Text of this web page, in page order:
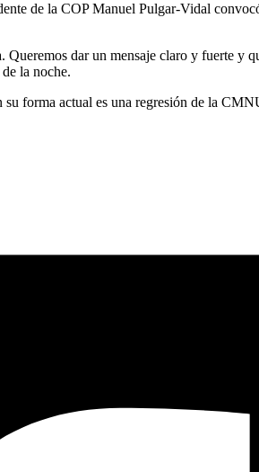
de la COP Manuel Pulgar-Vidal
dar un mensaje claro y fuerte y
la noche.
forma actual es una regresión de la